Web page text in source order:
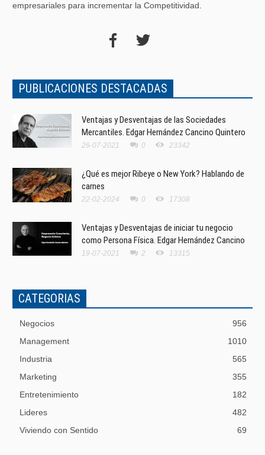
empresariales para incrementar la Competitividad.
PUBLICACIONES DESTACADAS
Ventajas y Desventajas de las Sociedades
Mercantiles. Edgar Hernández Cancino Quintero
26-07-2021 0 23342
¿Qué es mejor Ribeye o New York? Hablando de
carnes
22-02-2024 0 17308
Ventajas y Desventajas de iniciar tu negocio
como Persona Física. Edgar Hernández Cancino
19-07-2021 2 13315
CATEGORIAS
Negocios
956
Management
1010
Industria
565
Marketing
355
Entretenimiento
182
Lideres
482
Viviendo con Sentido
69